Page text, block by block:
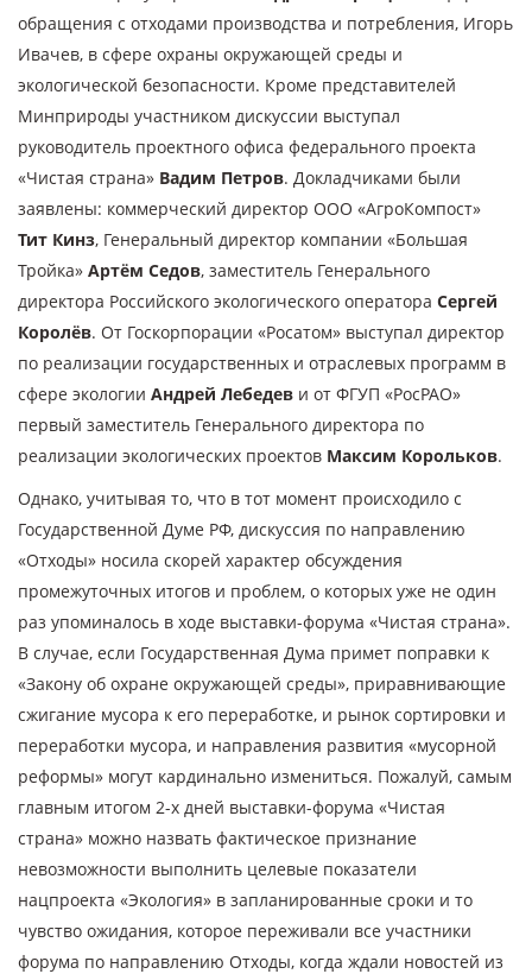
обращения с отходами производства и потребления, Игорь
Ивачев, в сфере охраны окружающей среды и
экологической безопасности. Кроме представителей
Минприроды участником дискуссии выступал
руководитель проектного офиса федерального проекта
«Чистая страна» Вадим Петров. Докладчиками были
заявлены: коммерческий директор ООО «АгроКомпост»
Тит Кинз, Генеральный директор компании «Большая
Тройка» Артём Седов, заместитель Генерального
директора Российского экологического оператора Сергей
Королёв. От Госкорпорации «Росатом» выступал директор
по реализации государственных и отраслевых программ в
сфере экологии Андрей Лебедев и от ФГУП «РосРАО»
первый заместитель Генерального директора по
реализации экологических проектов Максим Корольков.
Однако, учитывая то, что в тот момент происходило с
Государственной Думе РФ, дискуссия по направлению
«Отходы» носила скорей характер обсуждения
промежуточных итогов и проблем, о которых уже не один
раз упоминалось в ходе выставки-форума «Чистая страна».
В случае, если Государственная Дума примет поправки к
«Закону об охране окружающей среды», приравнивающие
сжигание мусора к его переработке, и рынок сортировки и
переработки мусора, и направления развития «мусорной
реформы» могут кардинально измениться. Пожалуй, самым
главным итогом 2-х дней выставки-форума «Чистая
страна» можно назвать фактическое признание
невозможности выполнить целевые показатели
нацпроекта «Экология» в запланированные сроки и то
чувство ожидания, которое переживали все участники
форума по направлению Отходы, когда ждали новостей из